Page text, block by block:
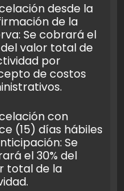
desde la
de la
Se cobrará el
del valor total de
por
de costos
con
(15) días hábiles
Se
el 30% del
total de la